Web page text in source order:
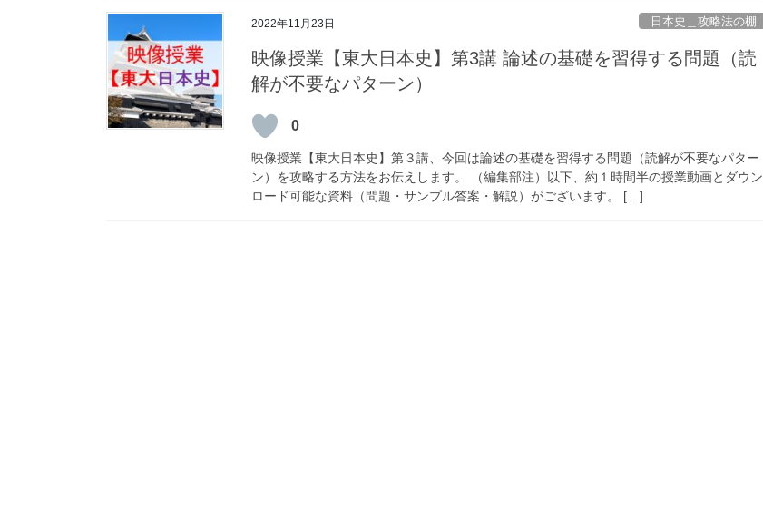
2022年11月23日 日本史＿攻略法の棚
映像授業【東大日本史】第3講 論述の基礎を習得する問題（読
解が不要なパターン）
0
映像授業【東大日本史】第３講、今回は論述の基礎を習得する問題（読解が不要なパター
ン）を攻略する方法をお伝えします。 （編集部注）以下、約１時間半の授業動画とダウン
ロード可能な資料（問題・サンプル答案・解説）がございます。 […]